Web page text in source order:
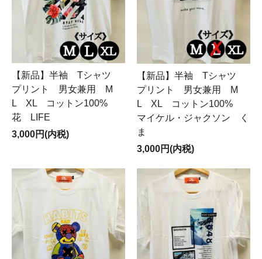
【新品】半袖 Tシャツ
プリント 男女兼用 M
L XL コットン100%
花 LIFE
3,000円(内税)
【新品】半袖 Tシャツ
プリント 男女兼用 M
L XL コットン100%
マイケル・ジャクソン く
ま
3,000円(内税)